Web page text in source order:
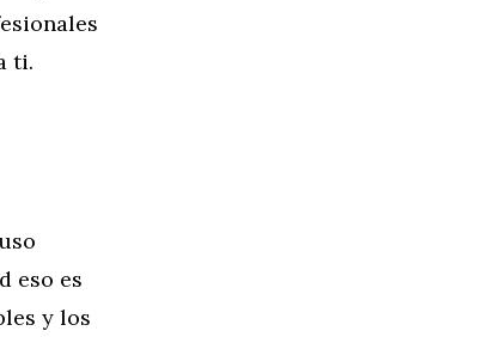
ti.
eso es
y los